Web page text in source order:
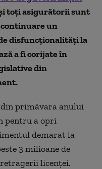
toți asigurătorii sunt
un
disfuncționalități la
a fi corijate în
din
primăvara anului
pentru a opri
demarat la
3 milioane de
licenței.